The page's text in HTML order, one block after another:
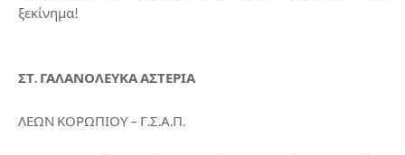
ξεκίνημα!
ΣΤ. ΓΑΛΑΝΟΛΕΥΚΑ ΑΣΤΕΡΙΑ
ΛΕΩΝ ΚΟΡΩΠΙΟΥ – Γ.Σ.Α.Π.